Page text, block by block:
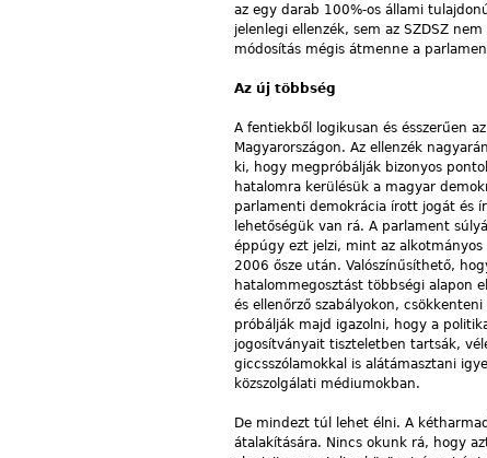
az egy darab 100%-os állami
jelenlegi ellenzék, sem az SZDSZ
módosítás mégis átmenne a
Az új többség
A fentiekből logikusan és ésszerűen
Magyarországon. Az ellenzék
ki, hogy megpróbálják bizonyos
hatalomra kerülésük a magyar
parlamenti demokrácia írott jogát és
lehetőségük van rá. A parlament
éppúgy ezt jelzi, mint az
2006 ősze után. Valószínűsíthető,
hatalommegosztást többségi alapon
és ellenőrző szabályokon,
próbálják majd igazolni, hogy a
jogosítványait tiszteletben tartsák,
giccsszólamokkal is alátámasztani
közszolgálati médiumokban.
De mindezt túl lehet élni. A
átalakítására. Nincs okunk rá, hogy